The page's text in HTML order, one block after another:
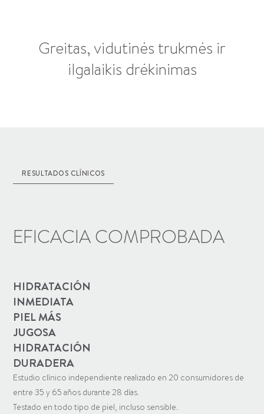
Greitas, vidutinės trukmės ir
ilgalaikis drėkinimas
RESULTADOS CLÍNICOS
EFICACIA COMPROBADA
HIDRATACIÓN
INMEDIATA
PIEL MÁS
JUGOSA
HIDRATACIÓN
DURADERA
Estudio clínico independiente realizado en 20 consumidores de
entre 35 y 65 años durante 28 días.
Testado en todo tipo de piel, incluso sensible.